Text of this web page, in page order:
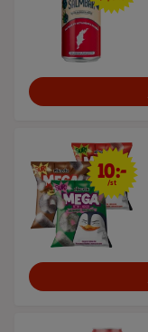
10 kr/st
10:-
/st